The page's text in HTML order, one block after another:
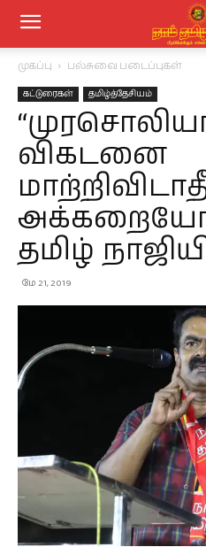
முகப்பு பல்சுவை படைப்புகள்
கட்டுரைகள் தமிழ்த்தேசியம்
விகடனை
தமிழ்
மே 21, 2019